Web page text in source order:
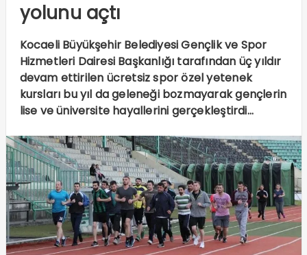
yolunu açtı
Kocaeli Büyükşehir Belediyesi Gençlik ve Spor
Hizmetleri Dairesi Başkanlığı tarafından üç yıldır
devam ettirilen ücretsiz spor özel yetenek
kursları bu yıl da geleneği bozmayarak gençlerin
lise ve üniversite hayallerini gerçekleştirdi…